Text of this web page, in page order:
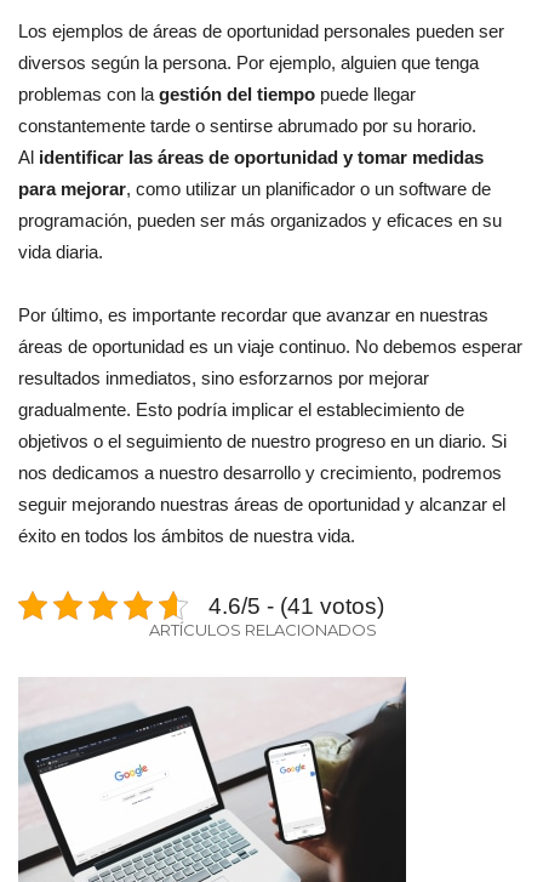
Los ejemplos de áreas de oportunidad personales pueden ser
diversos según la persona. Por ejemplo, alguien que tenga
problemas con lagestión del tiempo puede llegar
constantemente tarde o sentirse abrumado por su horario.
Al identificar las áreas de oportunidad y tomar medidas
para mejorar, como utilizar un planificador o un software de
programación, pueden ser más organizados y eficaces en su
vida diaria.
Por último, es importante recordar que avanzar en nuestras
áreas de oportunidad es un viaje continuo. No debemos esperar
resultados inmediatos, sino esforzarnos por mejorar
gradualmente. Esto podría implicar el establecimiento de
objetivos o el seguimiento de nuestro progreso en un diario. Si
nos dedicamos a nuestro desarrollo y crecimiento, podremos
seguir mejorando nuestras áreas de oportunidad y alcanzar el
éxito en todos los ámbitos de nuestra vida.
4.6/5 - (41 votos)
ARTÍCULOS RELACIONADOS